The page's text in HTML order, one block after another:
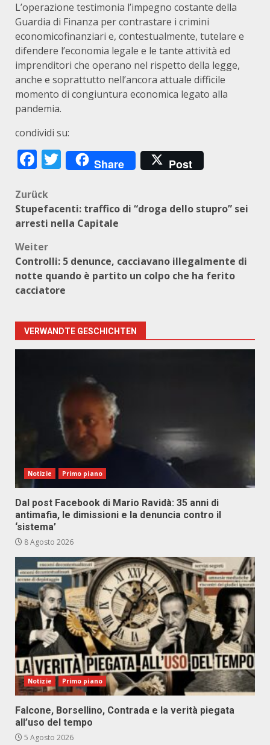
L’operazione testimonia l’impegno costante della
Guardia di Finanza per contrastare i crimini
economicofinanziari e, contestualmente, tutelare e
difendere l’economia legale e le tante attività ed
imprenditori che operano nel rispetto della legge,
anche e soprattutto nell’ancora attuale difficile
momento di congiuntura economica legato alla
pandemia.
condividi su:
Facebook
Twitter
Share Post
Beitragsnavigation
Zurück
Stupefacenti: traffico di “droga dello stupro” sei
arresti nella Capitale
Weiter
Controlli: 5 denunce, cacciavano illegalmente di
notte quando è partito un colpo che ha ferito
cacciatore
VERWANDTE GESCHICHTEN
Notizie Primo piano
Dal post Facebook di Mario Ravidà: 35 anni di
antimafia, le dimissioni e la denuncia contro il
‘sistema’
8 Agosto 2026
Notizie Primo piano
Falcone, Borsellino, Contrada e la verità piegata
all’uso del tempo
5 Agosto 2026